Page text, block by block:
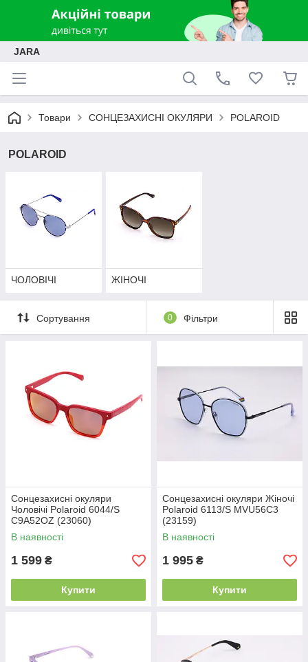
JARA
Товари СОНЦЕЗАХИСНІ ОКУЛЯРИ POLAROID
POLAROID
ЧОЛОВІЧІ ЖІНОЧІ
Сортування 0 Фільтри
Сонцезахисні окуляри
Чоловічі Polaroid 6044/S
C9A52OZ (23060)
В наявності
1 599 ₴
Купити
Сонцезахисні окуляри Жіночі
Polaroid 6113/S MVU56C3
(23159)
В наявності
1 995 ₴
Купити